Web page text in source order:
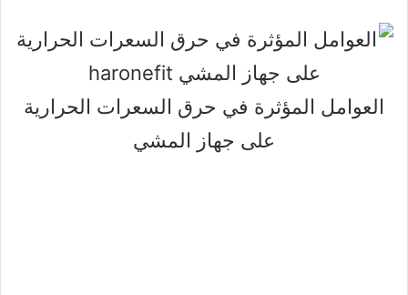
العوامل المؤثرة في حرق السعرات الحرارية
على جهاز المشي